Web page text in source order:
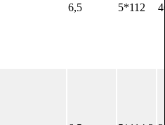
6,5 5*112